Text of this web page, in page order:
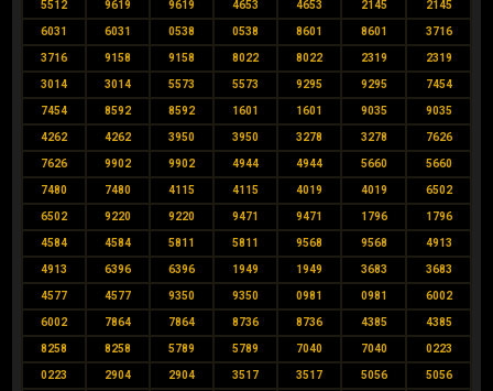
5512 9619 9619 4653 4653 2145 2145
6031 6031 0538 0538 8601 8601 3716
3716 9158 9158 8022 8022 2319 2319
3014 3014 5573 5573 9295 9295 7454
7454 8592 8592 1601 1601 9035 9035
4262 4262 3950 3950 3278 3278 7626
7626 9902 9902 4944 4944 5660 5660
7480 7480 4115 4115 4019 4019 6502
6502 9220 9220 9471 9471 1796 1796
4584 4584 5811 5811 9568 9568 4913
4913 6396 6396 1949 1949 3683 3683
4577 4577 9350 9350 0981 0981 6002
6002 7864 7864 8736 8736 4385 4385
8258 8258 5789 5789 7040 7040 0223
0223 2904 2904 3517 3517 5056 5056